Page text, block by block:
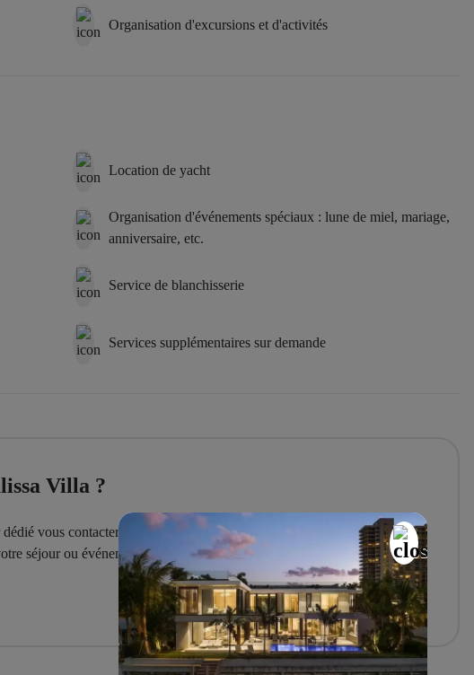
Organisation d'excursions et d'activités
Location de yacht
Organisation d'événements spéciaux : lune de miel, mariage,
anniversaire, etc.
Service de blanchisserie
Services supplémentaires sur demande
Villa ?
vous contactera pour vous fournir tous les détails et informations
séjour ou événement sur mesure.